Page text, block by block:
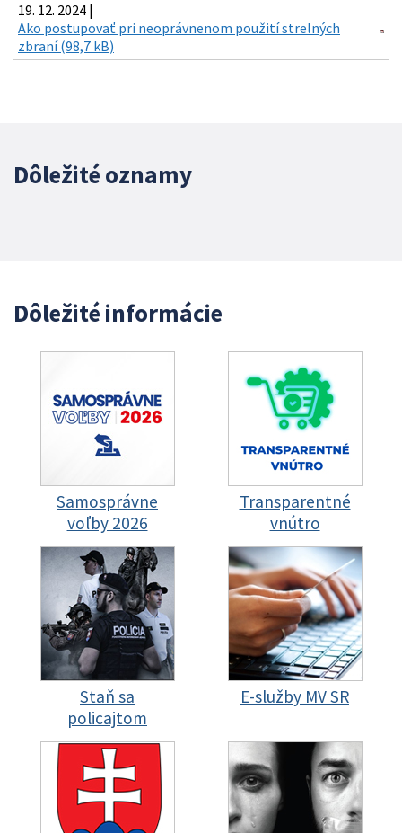
19. 12. 2024 |
Ako postupovať pri neoprávnenom použití strelných
zbraní (98,7 kB)
Dôležité oznamy
Dôležité informácie
Samosprávne
voľby 2026
Transparentné
vnútro
Staň sa
policajtom
E-služby MV SR